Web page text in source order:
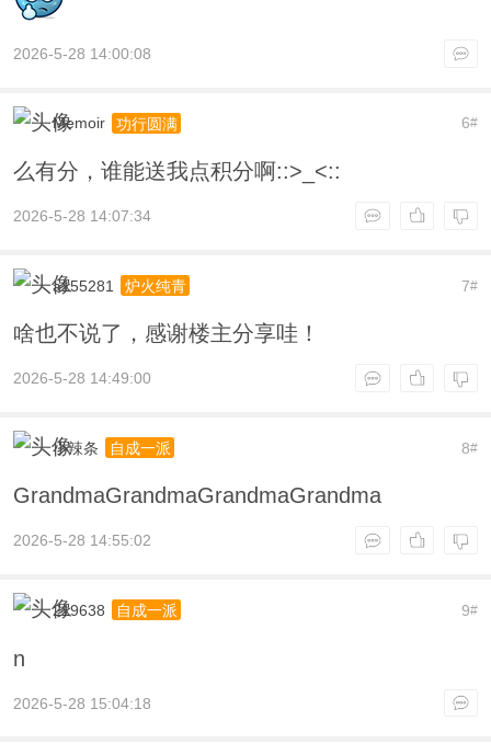
2026-5-28 14:00:08
6#
Memoir 功行圆满
么有分，谁能送我点积分啊::>_<::
2026-5-28 14:07:34
7#
a155281 炉火纯青
啥也不说了，感谢楼主分享哇！
2026-5-28 14:49:00
8#
小辣条 自成一派
GrandmaGrandmaGrandmaGrandma
2026-5-28 14:55:02
9#
219638 自成一派
n
2026-5-28 15:04:18